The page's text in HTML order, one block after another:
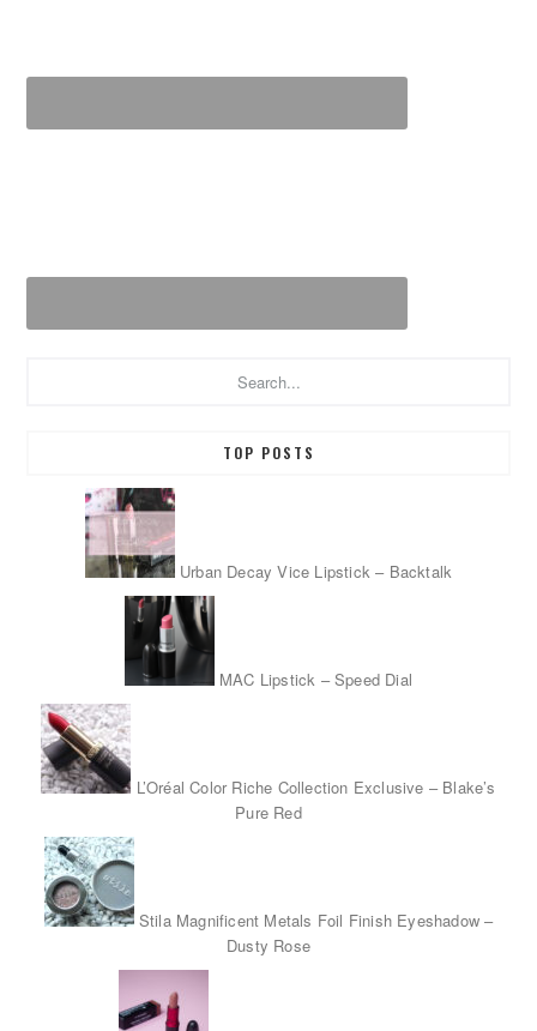
TOP POSTS
Urban Decay Vice Lipstick – Backtalk
MAC Lipstick – Speed Dial
L’Oréal Color Riche Collection Exclusive – Blake’s
Pure Red
Stila Magnificent Metals Foil Finish Eyeshadow –
Dusty Rose